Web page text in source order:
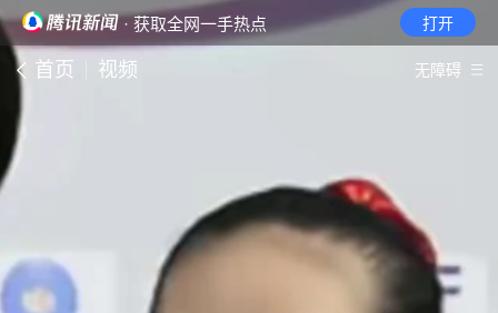
· 获取全网一手热点 打开
首页 视频 无障碍